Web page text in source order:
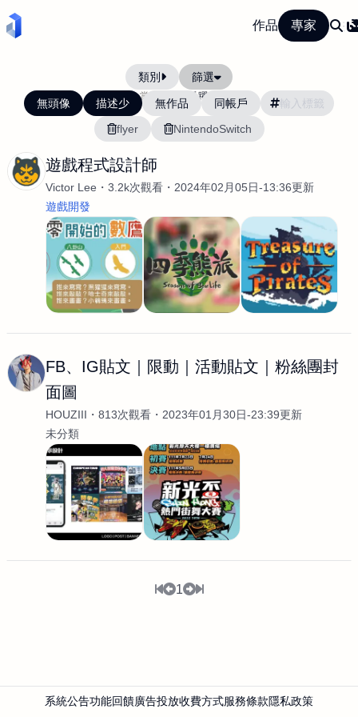
作品 專家
類別 篩選
當前排序: 活躍度
無頭像 描述少 無作品
同帳戶
flyer
NintendoSwitch
遊戲程式設計師
Victor Lee 3.2k次觀看
2024年02月05日-13:36更新
遊戲開發
FB、IG貼文｜限動｜活動貼文｜粉絲團封
面圖
HOUZIII 813次觀看
2023年01月30日-23:39更新
未分類
1
系統公告功能回饋廣告投放收費方式服務條款隱私政策